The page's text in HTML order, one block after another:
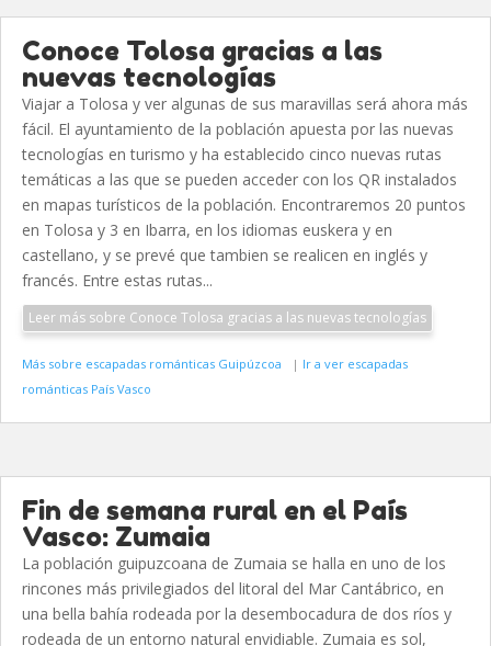
Conoce Tolosa gracias a las
nuevas tecnologías
Viajar a Tolosa y ver algunas de sus maravillas será ahora más
fácil. El ayuntamiento de la población apuesta por las nuevas
tecnologías en turismo y ha establecido cinco nuevas rutas
temáticas a las que se pueden acceder con los QR instalados
en mapas turísticos de la población. Encontraremos 20 puntos
en Tolosa y 3 en Ibarra, en los idiomas euskera y en
castellano, y se prevé que tambien se realicen en inglés y
francés. Entre estas rutas...
Leer más sobre Conoce Tolosa gracias a las nuevas tecnologías
Más sobre escapadas románticas Guipúzcoa | Ir a ver escapadas
románticas País Vasco
Fin de semana rural en el País
Vasco: Zumaia
La población guipuzcoana de Zumaia se halla en uno de los
rincones más privilegiados del litoral del Mar Cantábrico, en
una bella bahía rodeada por la desembocadura de dos ríos y
rodeada de un entorno natural envidiable. Zumaia es sol,